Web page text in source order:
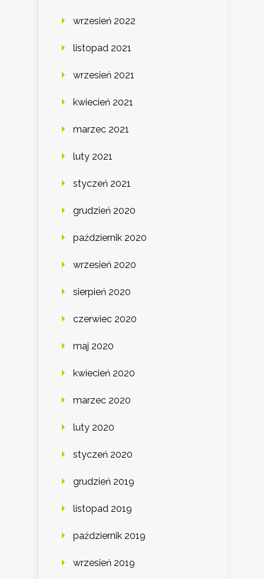
wrzesień 2022
listopad 2021
wrzesień 2021
kwiecień 2021
marzec 2021
luty 2021
styczeń 2021
grudzień 2020
październik 2020
wrzesień 2020
sierpień 2020
czerwiec 2020
maj 2020
kwiecień 2020
marzec 2020
luty 2020
styczeń 2020
grudzień 2019
listopad 2019
październik 2019
wrzesień 2019